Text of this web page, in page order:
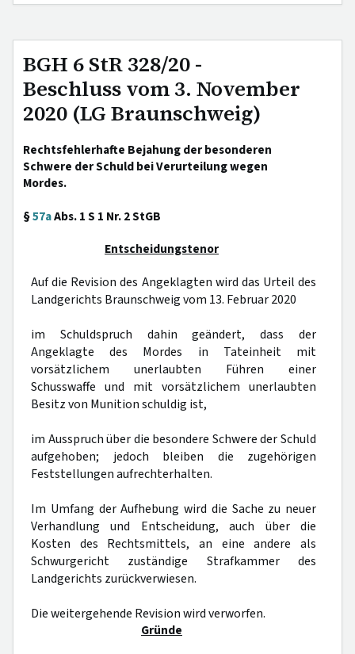
BGH 6 StR 328/20 -
Beschluss vom 3. November
2020 (LG Braunschweig)
Rechtsfehlerhafte Bejahung der besonderen
Schwere der Schuld bei Verurteilung wegen
Mordes.
§57aAbs. 1 S 1 Nr. 2 StGB
Entscheidungstenor
Auf die Revision des Angeklagten wird das Urteil des
Landgerichts Braunschweig vom 13. Februar 2020
im Schuldspruch dahin geändert, dass der
Angeklagte des Mordes in Tateinheit mit
vorsätzlichem unerlaubten Führen einer
Schusswaffe und mit vorsätzlichem unerlaubten
Besitz von Munition schuldig ist,
im Ausspruch über die besondere Schwere der Schuld
aufgehoben; jedoch bleiben die zugehörigen
Feststellungen aufrechterhalten.
Im Umfang der Aufhebung wird die Sache zu neuer
Verhandlung und Entscheidung, auch über die
Kosten des Rechtsmittels, an eine andere als
Schwurgericht zuständige Strafkammer des
Landgerichts zurückverwiesen.
Die weitergehende Revision wird verworfen.
Gründe